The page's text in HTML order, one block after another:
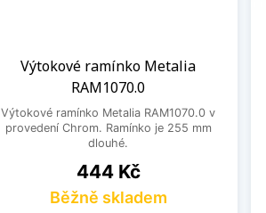
Výtokové ramínko Metalia
RAM1070.0
Výtokové ramínko Metalia RAM1070.0 v
provedení Chrom. Ramínko je 255 mm
dlouhé.
Cena
444 Kč
Běžně skladem